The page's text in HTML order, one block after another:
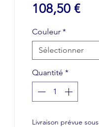
108,50 €
Couleur *
Sélectionner
Quantité *
Livraison prévue